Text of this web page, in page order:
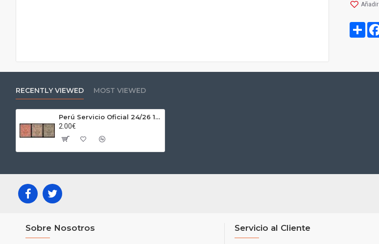
RECENTLY VIEWED MOST VIEWED
Perú Servicio Oficial 24/26 1909 Grabados Fondo de líneas MH
2.00€
Sobre Nosotros Servicio al Cliente